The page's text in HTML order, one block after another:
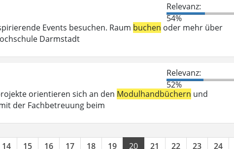
Relevanz:
54%
Events besuchen. Raum buchen oder mehr über
Darmstadt
Relevanz:
52%
orientieren sich an den Modulhandbüchern und
der Fachbetreuung beim
14 15 16 17 18 19 20 21 22 23 24